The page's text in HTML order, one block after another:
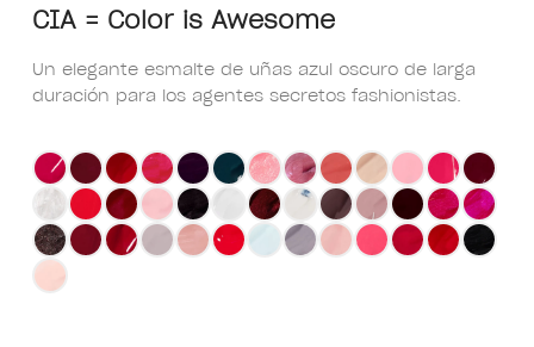
CIA = Color is Awesome
Un elegante esmalte de uñas azul oscuro de larga
duración para los agentes secretos fashionistas.